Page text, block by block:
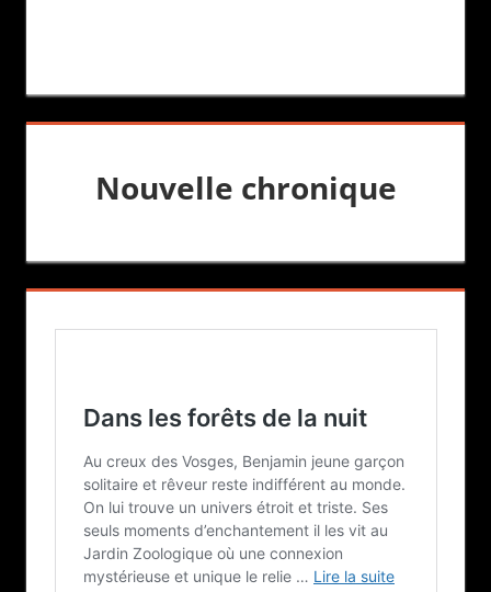
Nouvelle chronique